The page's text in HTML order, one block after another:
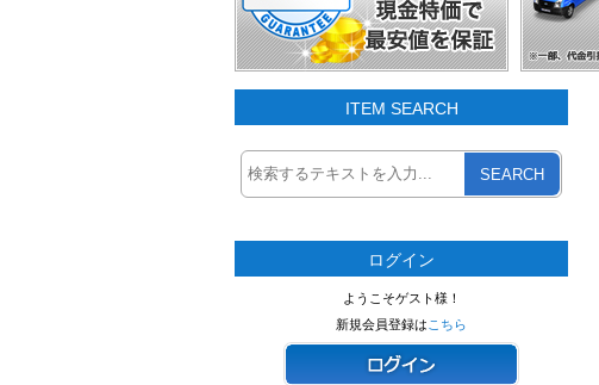
ITEM SEARCH
SEARCH
ログイン
ようこそゲスト様！
新規会員登録は こちら